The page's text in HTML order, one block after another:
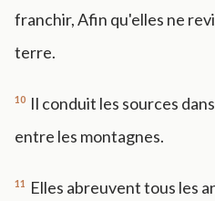
franchir, Afin qu'elles ne
terre.
10 Il conduit les sources
entre les montagnes.
11
Elles abreuvent tous les